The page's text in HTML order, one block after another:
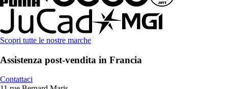
Scopri tutte le nostre marche
Assistenza post-vendita in Francia
Contattaci